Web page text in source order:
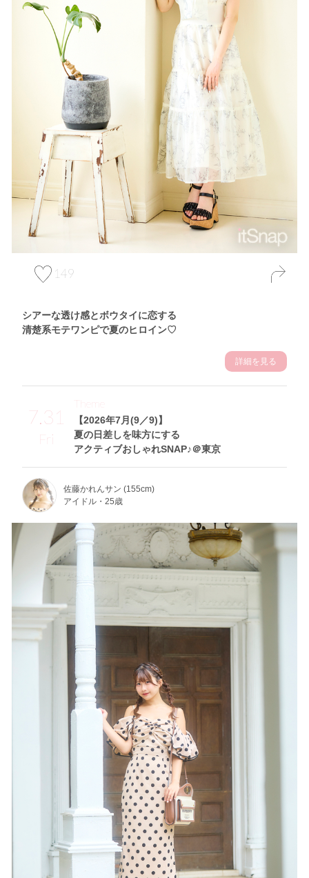
149
シアーな透け感とボウタイに恋する
清楚系モテワンピで夏のヒロイン♡
詳細を見る
7.31
Fri
【2026年7月(9／9)】
夏の日差しを味方にする
アクティブおしゃれSNAP♪＠東京
Theme
佐藤かれんサン (155cm)
アイドル・25歳